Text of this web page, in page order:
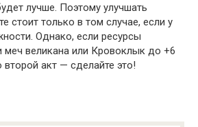
лучше. Поэтому улучшать
стоит только в том случае, если у
Однако, если ресурсы
меч великана или Кровоклык до +6
акт — сделайте это!